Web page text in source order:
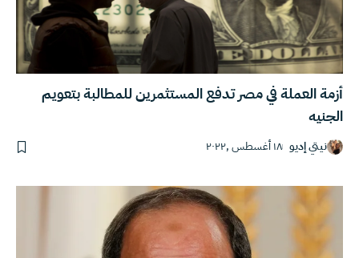
أزمة العملة في مصر تدفع المستثمرين للمطالبة بتعويم
الجنيه
نيتي إديو ١٨ أغسطس ,٢٠٢٢